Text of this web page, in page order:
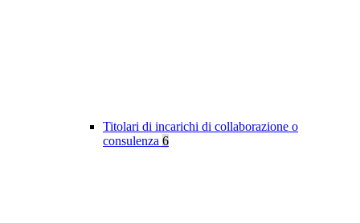
Titolari di incarichi di collaborazione o
consulenza 6